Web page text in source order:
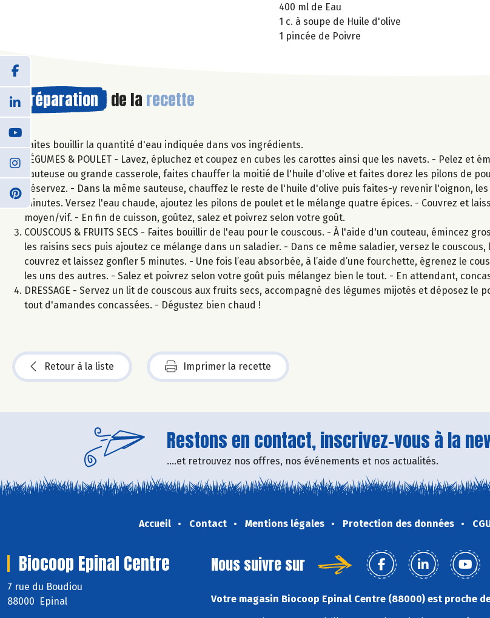
400 ml de Eau
1 c. à soupe de Huile d'olive
1 pincée de Poivre
Préparation de la recette
Faites bouillir la quantité d'eau indiquée dans vos ingrédients.
LÉGUMES & POULET - Lavez, épluchez et coupez en cubes les carottes ainsi que les navets. - Pelez et
sauteuse ou grande casserole, faites chauffer la moitié de l'huile d'olive et faites dorez les pilons de
Réservez. - Dans la même sauteuse, chauffez le reste de l'huile d'olive puis faites-y revenir l'oignon,
minutes. Versez l'eau chaude, ajoutez les pilons de poulet et le mélange quatre épices. - Couvrez et
moyen/vif. - En fin de cuisson, goûtez, salez et poivrez selon votre goût.
COUSCOUS & FRUITS SECS - Faites bouillir de l'eau pour le couscous. - À l'aide d'un couteau, émincez
les raisins secs puis ajoutez ce mélange dans un saladier. - Dans ce même saladier, versez le
couvrez et laissez gonfler 5 minutes. - Une fois l’eau absorbée, à l’aide d’une fourchette, égrenez le
les uns des autres. - Salez et poivrez selon votre goût puis mélangez bien le tout. - En attendant,
DRESSAGE - Servez un lit de couscous aux fruits secs, accompagné des légumes mijotés et déposez le
tout d'amandes concassées. - Dégustez bien chaud !
Retour à la liste Imprimer la recette
Restons en contact, inscrivez-vous à la
....et retrouvez nos offres, nos événements et nos actualités.
Accueil Contact Mentions légales Protection des données
Biocoop Epinal Centre
7 rue du Boudiou
88000 Epinal
Nous suivre sur
Votre magasin Biocoop Epinal Centre (88000) est proche